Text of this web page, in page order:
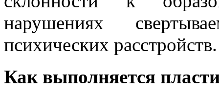
нарушениях
психических расстройств.
Как выполняется